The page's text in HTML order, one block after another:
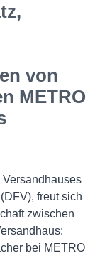
von
METRO
Versandhauses
freut sich
zwischen
bei METRO